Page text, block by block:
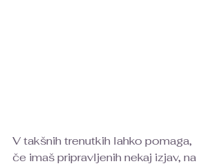
V takšnih trenutkih lahko pomaga,
če imaš pripravljenih nekaj izjav, na